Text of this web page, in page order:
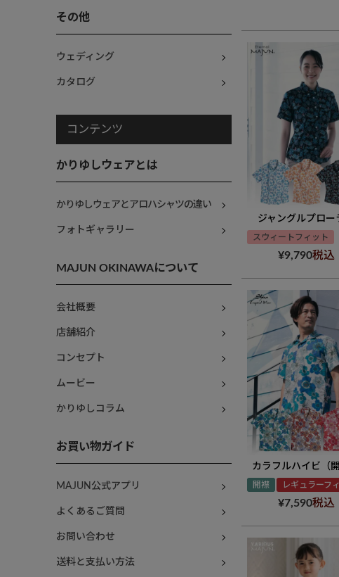
その他
ウェディング
カタログ
コンテンツ
かりゆしウェアとは
かりゆしウェアとアロハシャツの違い
フォトギャラリー
MAJUN OKINAWAについて
会社概要
店舗紹介
コンセプト
ムービー
かりゆしコラム
お買い物ガイド
MAJUN公式アプリ
よくあるご質問
お問い合わせ
送料と支払い方法
ジャングルプロー
スウィートフィット
¥9,790税込
カラフルハイビ（開
開襟 レギュラーフ
¥7,590税込